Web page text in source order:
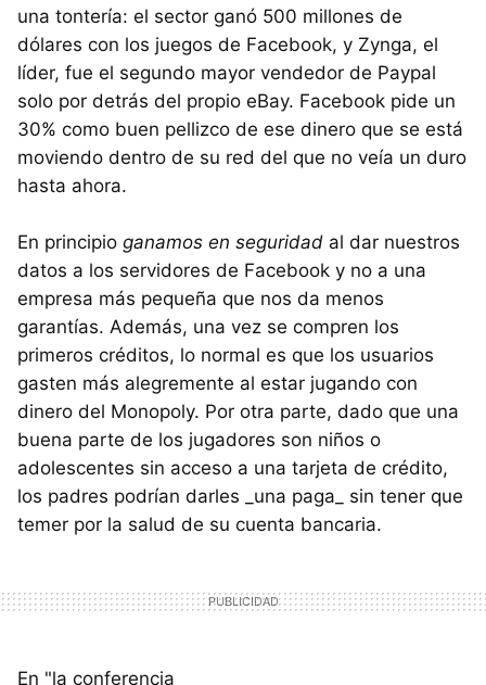
una tontería: el sector ganó 500 millones de
dólares con los juegos de Facebook, y Zynga, el
líder, fue el segundo mayor vendedor de Paypal
solo por detrás del propio eBay. Facebook pide un
30% como buen pellizco de ese dinero que se está
moviendo dentro de su red del que no veía un duro
hasta ahora.
En principio ganamos en seguridad al dar nuestros
datos a los servidores de Facebook y no a una
empresa más pequeña que nos da menos
garantías. Además, una vez se compren los
primeros créditos, lo normal es que los usuarios
gasten más alegremente al estar jugando con
dinero del Monopoly. Por otra parte, dado que una
buena parte de los jugadores son niños o
adolescentes sin acceso a una tarjeta de crédito,
los padres podrían darles _una paga_ sin tener que
temer por la salud de su cuenta bancaria.
En "la conferencia